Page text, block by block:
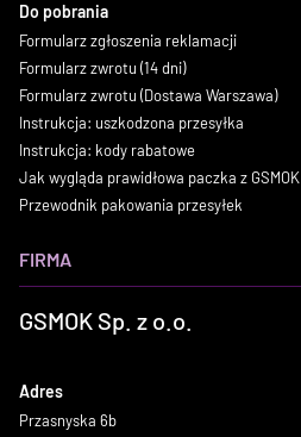
Do pobrania
Formularz zgłoszenia reklamacji
Formularz zwrotu (14 dni)
Formularz zwrotu (Dostawa Warszawa)
Instrukcja: uszkodzona przesyłka
Instrukcja: kody rabatowe
Jak wygląda prawidłowa paczka z GSMOK
Przewodnik pakowania przesyłek
FIRMA
GSMOK Sp. z o.o.
Adres
Przasnyska 6b